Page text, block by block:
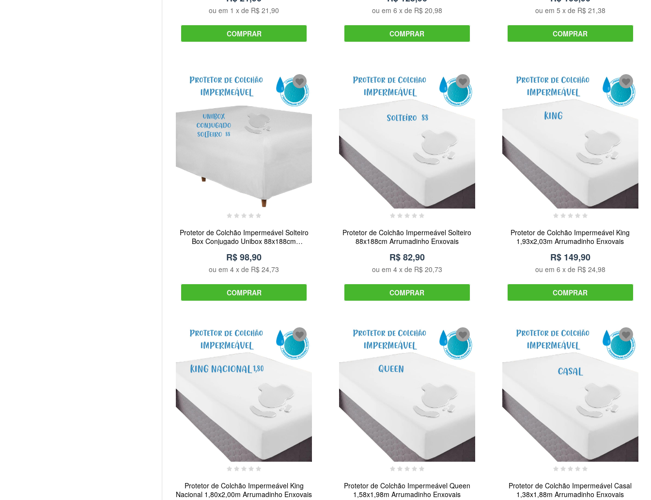
ou em 1 x de R$ 21,90
COMPRAR
ou em 6 x de R$ 20,98
COMPRAR
ou em 5 x de R$ 21,38
COMPRAR
Protetor de Colchão Impermeável Solteiro
Box Conjugado Unibox 88x188cm
R$ 98,90
ou em 4 x de R$ 24,73
COMPRAR
Protetor de Colchão Impermeável Solteiro
88x188cm Arrumadinho Enxovais
R$ 82,90
ou em 4x de R$ 20,73
COMPRAR
Protetor de Colchão Impermeável King
1,93x2,03m Arrumadinho Enxovais
R$ 149,90
ou em 6 x de R$ 24,98
COMPRAR
Protetor de Colchão Impermeável King
Nacional 1,80x2,00m Arrumadinho Enxovais
Protetor de Colchão Impermeável Queen
1,58x1,98m Arrumadinho Enxovais
Protetor de Colchão Impermeável Casal
1,38x1,88m Arrumadinho Enxovais